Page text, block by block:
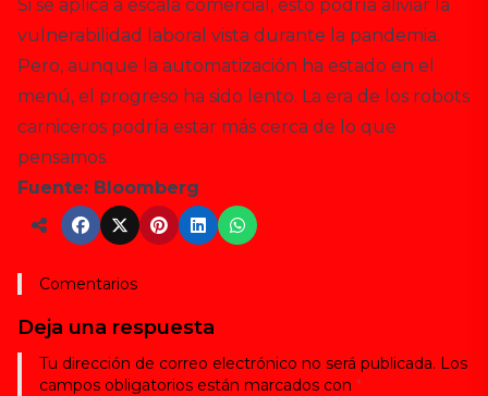
Si se aplica a escala comercial, esto podría aliviar la
vulnerabilidad laboral vista durante la pandemia.
Pero, aunque la automatización ha estado en el
menú, el progreso ha sido lento. La era de los robots
carniceros podría estar más cerca de lo que
pensamos.
Fuente: Bloomberg
Comentarios
Deja una respuesta
Tu dirección de correo electrónico no será publicada. Los
campos obligatorios están marcados con *